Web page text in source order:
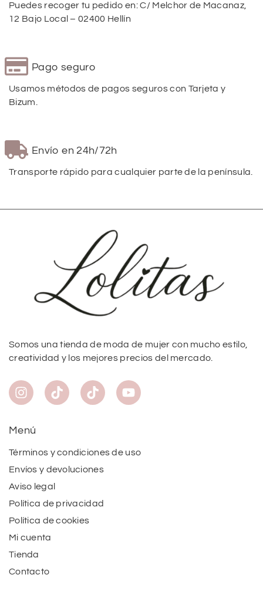
Puedes recoger tu pedido en: C/ Melchor de Macanaz,
12 Bajo Local – 02400 Hellín
Pago seguro
Usamos métodos de pagos seguros con Tarjeta y
Bizum.
Envío en 24h/72h
Transporte rápido para cualquier parte de la península.
Somos una tienda de moda de mujer con mucho estilo,
creatividad y los mejores precios del mercado.
Menú
Términos y condiciones de uso
Envíos y devoluciones
Aviso legal
Política de privacidad
Política de cookies
Mi cuenta
Tienda
Contacto